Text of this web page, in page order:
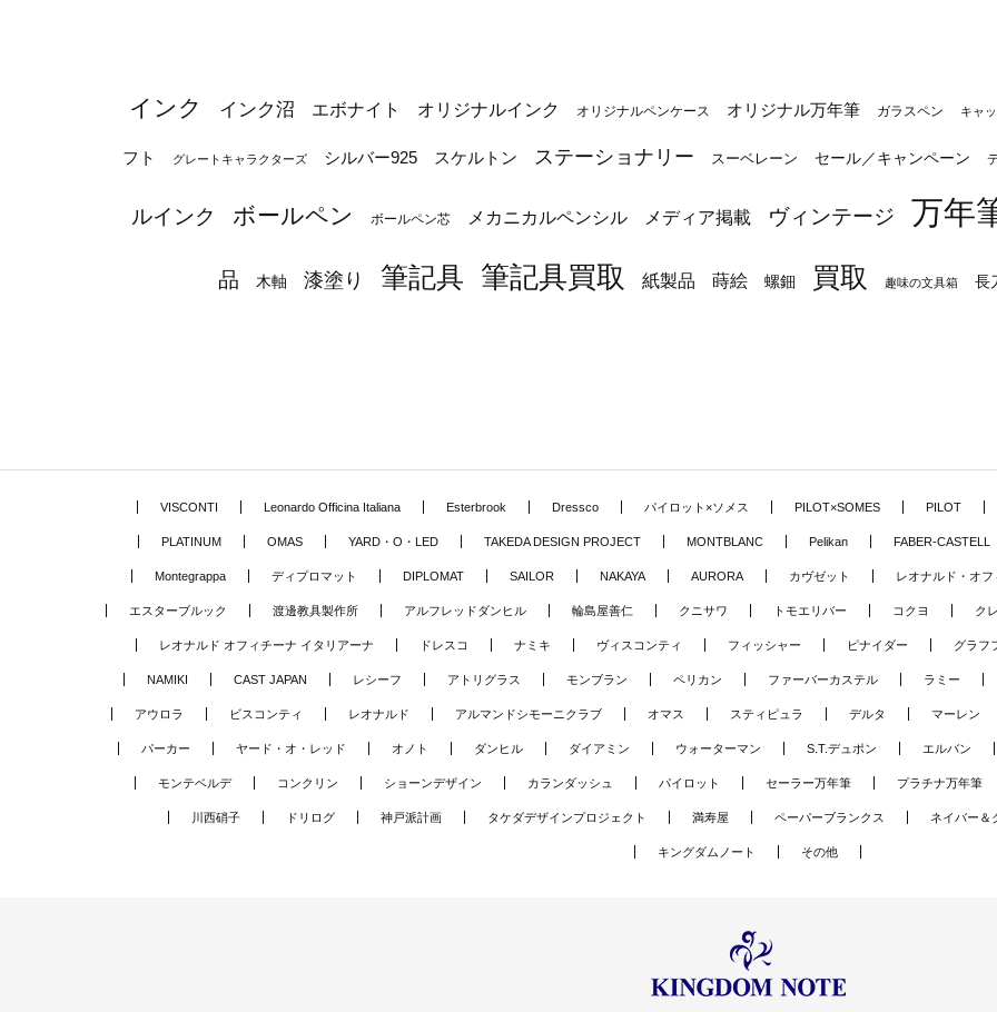
インク インク沼 エボナイト オリジナルインク オリジナルペンケース オリジナル万年筆 ガラスペン キャ
フト グレートキャラクターズ シルバー925 スケルトン ステーショナリー スーベレーン セール／キャンペーン
ルインク ボールペン ボールペン芯 メカニカルペンシル メディア掲載 ヴィンテージ 万年
品 木軸 漆塗り 筆記具 筆記具買取 紙製品 蒔絵 螺鈿 買取 趣味の文具箱 長
VISCONTI Leonardo Officina Italiana Esterbrook Dressco パイロット×ソメス PILOT×SOMES PILOT
PLATINUM OMAS YARD・O・LED TAKEDA DESIGN PROJECT MONTBLANC Pelikan FABER-CASTELL
Montegrappa ディプロマット DIPLOMAT SAILOR NAKAYA AURORA カヴゼット レオナルド・オ
エスターブルック 渡邊教具製作所 アルフレッドダンヒル 輪島屋善仁 クニサワ トモエリバー コクヨ ク
レオナルド オフィチーナ イタリアーナ ドレスコ ナミキ ヴィスコンティ フィッシャー ピナイダー グラフ
NAMIKI CAST JAPAN レシーフ アトリグラス モンブラン ペリカン ファーバーカステル ラミー
アウロラ ビスコンティ レオナルド アルマンドシモーニクラブ オマス スティピュラ デルタ マーレン
パーカー ヤード・オ・レッド オノト ダンヒル ダイアミン ウォーターマン S.T.デュポン エルバン
モンテベルデ コンクリン ショーンデザイン カランダッシュ パイロット セーラー万年筆 プラチナ万年筆
川西硝子 ドリログ 神戸派計画 タケダデザインプロジェクト 満寿屋 ペーパーブランクス ネイバー＆
キングダムノート その他